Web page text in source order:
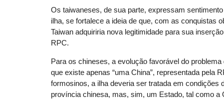
Os taiwaneses, de sua parte, expressam
ilha, se fortalece a ideia de que, com as conquistas
Taiwan adquiriria nova legitimidade para sua
RPC.
Para os chineses, a evolução favorável do
que existe apenas “uma China”, representada pela
formosinos, a ilha deveria ser tratada em condições
província chinesa, mas, sim, um Estado, tal como a